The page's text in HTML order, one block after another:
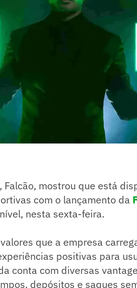
Falcão, mostrou que está
com o lançamento da
nesta sexta-feira.
que a empresa
positivas para
conta com diversas
depósitos e saques